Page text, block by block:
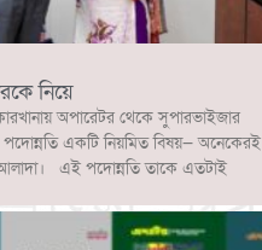
নিয়ে
অপারেটর থেকে সুপারভাইজার
একটি নিয়মিত বিষয়— অনেকেরই
এই পদোন্নতি তাকে এতটাই